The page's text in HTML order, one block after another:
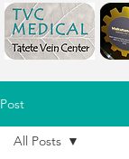
Post
All Posts